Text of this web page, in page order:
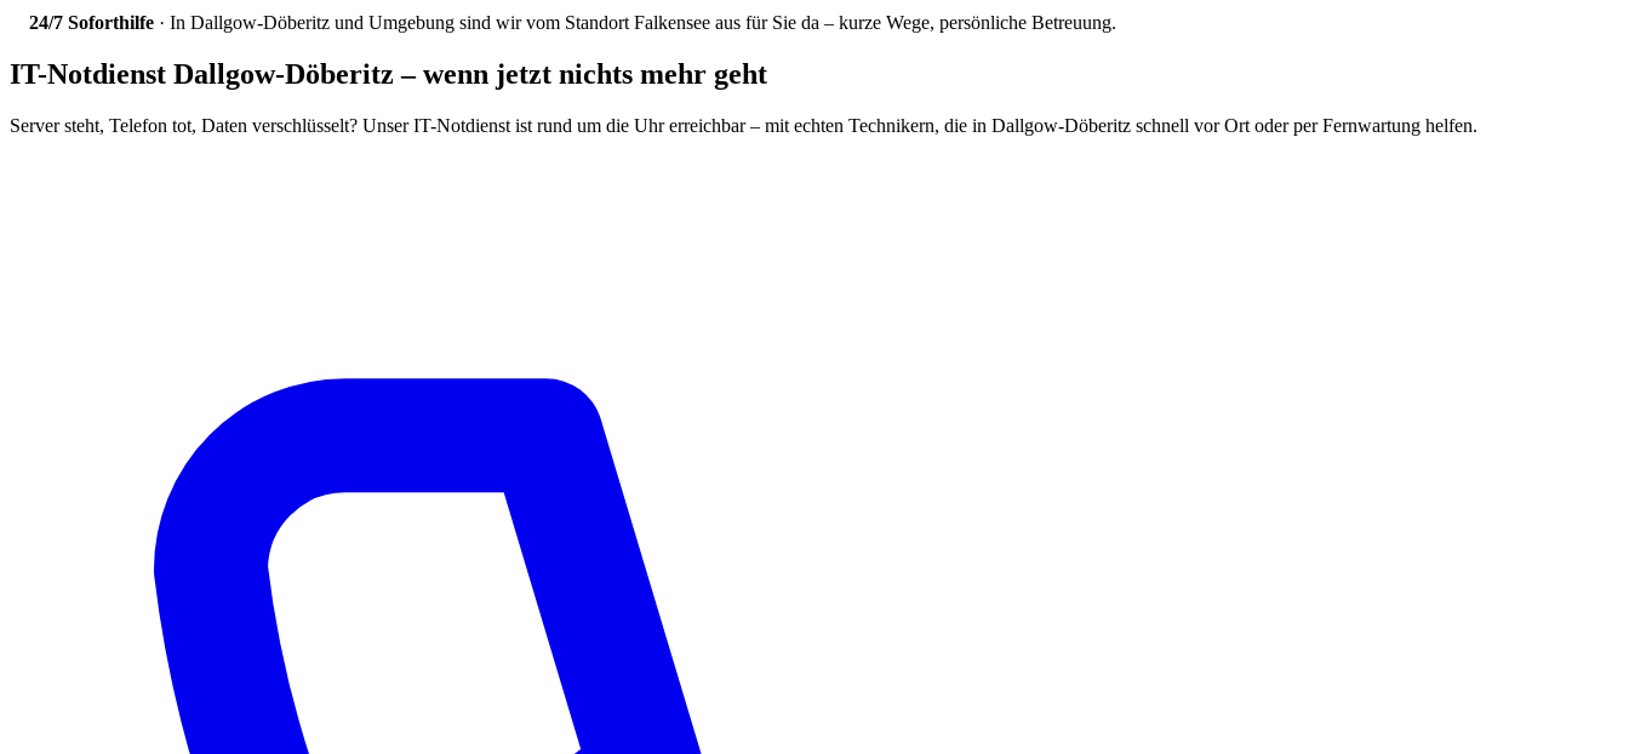
24/7 Soforthilfe · In Dallgow-Döberitz und Umgebung sind wir vom Standort Falkensee aus für Sie da – kurze Wege, persönliche Betreuung.
IT-Notdienst Dallgow-Döberitz – wenn jetzt nichts mehr geht
Server steht, Telefon tot, Daten verschlüsselt? Unser IT-Notdienst ist rund um die Uhr erreichbar – mit echten Technikern, die in Dallgow-Döberitz schnell vor Ort oder per Fernwartung helfen.